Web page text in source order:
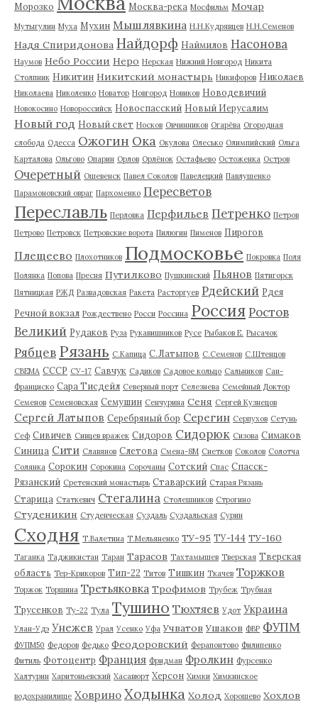
Морозко Москва-река Мосфильм Мочар
Мутыгулин Муха Мухин Мышлявкина Н.Н.Кудрявцев Н.Н.Семенов
Надя Спиридонова Найдорф Наймилов Насонова
Наумов Небо России Неро Нерская Нижний Новгород Никита
Столпник Никитин Никитский монастырь Никифоров Николаев
Николаева Николенко Новатор Новгород Новиков Новодевичий
Новокосино Новороссийск Новоспасский Новый Иерусалим
Новый год Новый свет Носков Овчинников Огарёва Огородная
слобода Одесса Ожогин Ока Окулова Олесько Олимпийский Ольга
Карталова Ольгово Опарин Орлов Орлёнок Остафьево Остоженка Остров
Очеретный Ошевенск Павел Соколов Павелецкий Павлушенко
Парамоновский овраг Пархоменко Пересветов
Переславль Перловка Перфильев Петренко Петров
Петрово Петровск Петровские ворота Пилюгин Пименов Пирогов
Плещеево Плохотников Подмосковье Покровка Поля
Полянка Попова Пресня Путилково Пушкинский Пьянов Пятигорск
Пятницкая РЖД Развадовская Ракета Расторгуев Рдейский Рдея
Речной вокзал Рождествено Росси Россина Россия Ростов
Великий Рудаков Руза Рукавишников Русе Рыбаков Е. Рысачок
Рябцев Рязань С.Капица С.Латыпов С.Семенов С.Штенцов
СВЕМА СССР СУ-17 Савчук Садиков Садовое кольцо Сальников Сан-
Франциско Сара Тисдейл Северный порт Селезнева Семейный Доктор
Семенов Семеновская Семушин Сенчурина Сеня Сергей Кузнецов
Сергей Латыпов Серебряный бор Серегин Серпухов Сетунь
Сеф Сивичев Сивцев вражек Сидоров Сидорюк Сизова Симаков
Синица Сити Славянов Слетова Смена-8М Снетков Соколов Солотча
Солянка Сорокин Сорокина Сорочаны Сотский Спас Спасск-
Рязанский Сретенский монастырь Ставарский Старая Рязань
Старица Статкевич Стегалина Столешников Строгино
Студеникин Студенческая Суздаль Суздальская Сурин
Сходня Т.Валетина Т.Мельяненко ТУ-95 ТУ-144 ТУ-160
Таганка Таджикистан Таран Тарасов Тахтамышев Тверская Тверская
область Тер-Крикоров Тип-22 Титов Тишкин Ткачев Торжков
Торжок Торшина Третьяковка Трофимов Трубеж Трубная
Трусенков Ту-22 Тула Тушино Тюхтяев Удот Украина
Улан-Удэ Унежев Урал Усенко Уфа Учватов Ушаков ФВР ФУПМ
ФУПМ50 Федоров Федько Феодоровский Ферапонтово Филипенко
Фитиль Фотоцентр Франция Фридман Фролкин Фурсенко
Халтурин Харитоньевский Хасавюрт Херсон Химки Химкинское
водохранилище Ховрино Ходынка Холод Хорошево Хохлов